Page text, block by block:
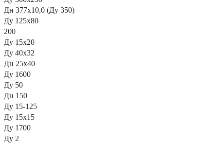
Дн 377х10,0 (Ду 350)
Ду 125х80
200
Ду 15х20
Ду 40х32
Дн 25х40
Ду 1600
Ду 50
Дн 150
Ду 15-125
Ду 15х15
Ду 1700
Ду 2